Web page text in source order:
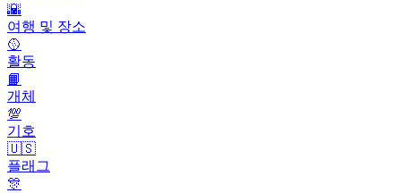
🌇
여행 및 장소
🥎
활동
📙
개체
💯
기호
🇺🇸
플래그
🎊